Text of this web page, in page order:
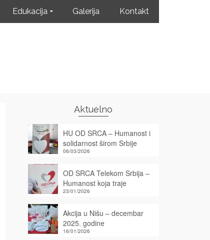
Edukacija Galerija Kontakt
Aktuelno
HU OD SRCA – Humanost i
solidarnost širom Srbije
06/03/2026
OD SRCA Telekom Srbija –
Humanost koja traje
23/01/2026
Akcija u Nišu – decembar
2025. godine
16/01/2026